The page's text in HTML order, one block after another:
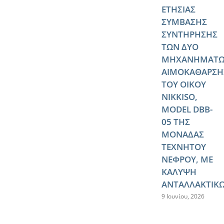
ΕΤΗΣΙΑΣ
ΣΥΜΒΑΣΗΣ
ΣΥΝΤΗΡΗΣΗΣ
ΤΩΝ ΔΥΟ
ΤΟΥ ΟΙΚΟΥ
NIKKISO,
MODEL DBB-
05 ΤΗΣ
ΜΟΝΑΔΑΣ
ΤΕΧΝΗΤΟΥ
ΝΕΦΡΟΥ, ΜΕ
ΚΑΛΥΨΗ
9 Ιουνίου, 2026